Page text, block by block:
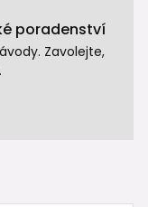
poradenství
Zavolejte,